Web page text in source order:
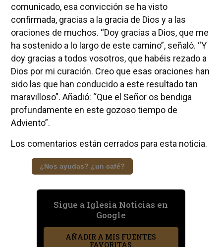
comunicado, esa convicción se ha visto
confirmada, gracias a la gracia de Dios y a las
oraciones de muchos. “Doy gracias a Dios, que me
ha sostenido a lo largo de este camino”, señaló. “Y
doy gracias a todos vosotros, que habéis rezado a
Dios por mi curación. Creo que esas oraciones han
sido las que han conducido a este resultado tan
maravilloso”. Añadió: “Que el Señor os bendiga
profundamente en este gozoso tiempo de
Adviento”.
Los comentarios están cerrados para esta noticia.
¿Nos ayudas? ¿un café?
Sigue a Iglesia Noticias en
Google
AÑADIR A MIS FUENTES
FAVORITAS